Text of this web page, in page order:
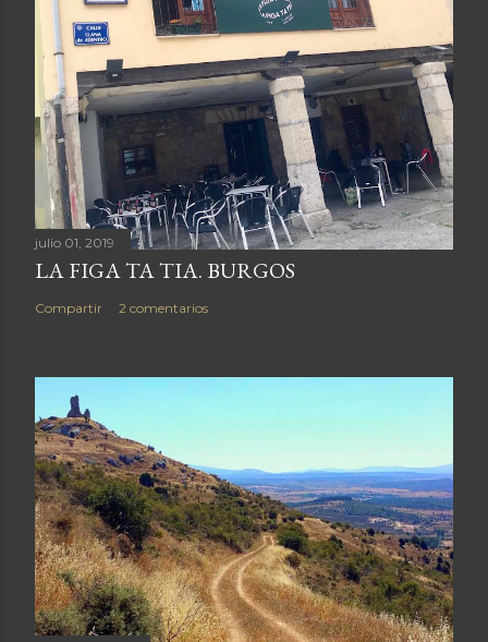
julio 01, 2019
LA FIGA TA TIA. BURGOS
Compartir 2 comentarios